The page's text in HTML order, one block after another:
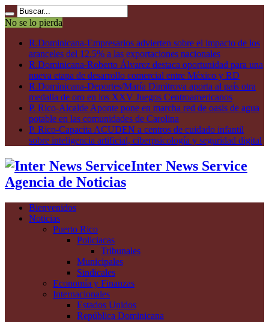
No se lo pierda
R.Dominicana-Empresarios advierten sobre el impacto de los
aranceles del 12.5% a las exportaciones nacionales
R.Dominicana-Roberto Álvarez destaca oportunidad para una
nueva etapa de desarrollo comercial entre México y RD
R.Dominicana-Deportes/María Dimitrova aporta al país otra
medalla de oro en los XXV Juegos Centroamericanos
P. Rico-Alcalde Aponte pone en marcha red de oasis de agua
potable en las comunidades de Carolina
P. Rico-Capacita ACUDEN a centros de cuidado infantil
sobre inteligencia artificial, ciberpsicología y seguridad digital
Inter News Service
Agencia de Noticias
Bienvenidos
Noticias
Puerto Rico
Policiacas
Tribunales
Municipales
Sindicales
Economía y Finanzas
Internacionales
Estados Unidos
República Dominicana